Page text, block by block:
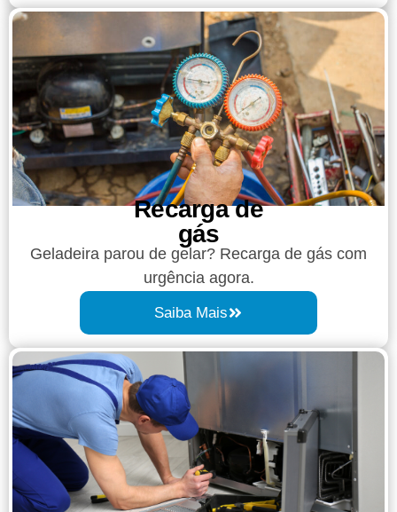
Recarga de
gás
Geladeira parou de gelar? Recarga de gás com
urgência agora.
Saiba Mais